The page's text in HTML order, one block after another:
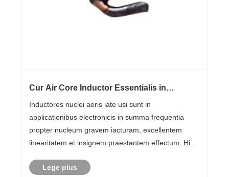
Cur Air Core Inductor Essentialis in
Inductores nuclei aeris late usi sunt in
applicationibus electronicis in summa frequentia
propter nucleum gravem iacturam, excellentem
linearitatem et insignem praestantem effectum. Hic
inductores operantur, ubi adhibentur, quomodo ius
Lege plus